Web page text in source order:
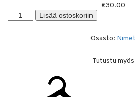
€30.00
Girli
määrä
Lisää ostoskoriin
Osasto: Nimet
Tutustu myös